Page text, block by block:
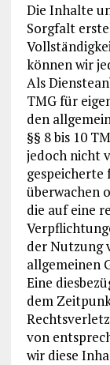
Die Inhalte
Sorgfalt
können wir
Als
TMG für
den
§§ 8 bis 10
jedoch nicht
überwachen
die auf eine
der Nutzung
allgemeinen
Eine
dem
von
wir diese